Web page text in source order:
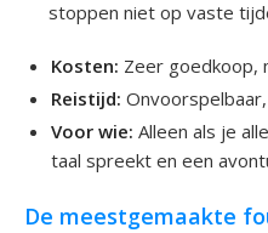
stoppen niet op vaste
Kosten: Zeer goedkoop,
Reistijd:
Voor wie: Alleen als je
taal spreekt en een
De meestgemaakte